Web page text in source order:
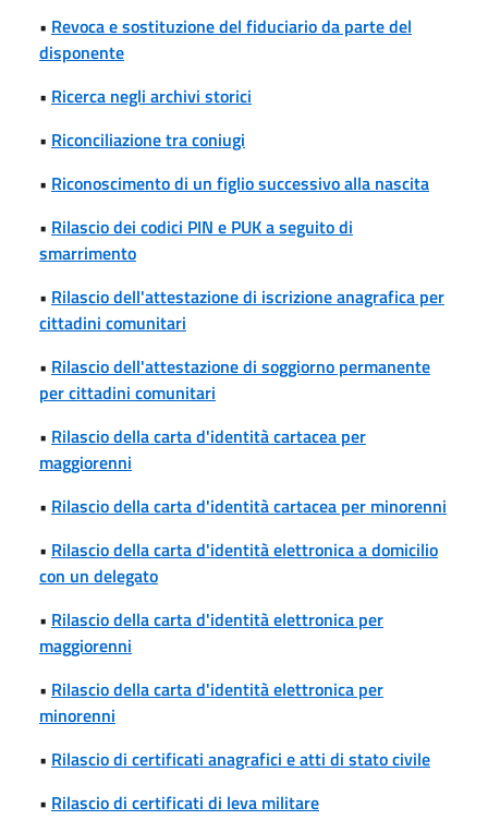
• Revoca e sostituzione del fiduciario da parte del
disponente
• Ricerca negli archivi storici
• Riconciliazione tra coniugi
• Riconoscimento di un figlio successivo alla nascita
• Rilascio dei codici PIN e PUK a seguito di
smarrimento
• Rilascio dell'attestazione di iscrizione anagrafica per
cittadini comunitari
• Rilascio dell'attestazione di soggiorno permanente
per cittadini comunitari
• Rilascio della carta d'identità cartacea per
maggiorenni
• Rilascio della carta d'identità cartacea per minorenni
• Rilascio della carta d'identità elettronica a domicilio
con un delegato
• Rilascio della carta d'identità elettronica per
maggiorenni
• Rilascio della carta d'identità elettronica per
minorenni
• Rilascio di certificati anagrafici e atti di stato civile
• Rilascio di certificati di leva militare